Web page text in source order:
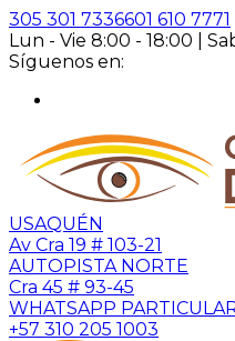
305 301 7336601 610 7771
Lun - Vie 8:00 - 18:00 |
Síguenos en:
USAQUÉN
Av Cra 19 # 103-21
AUTOPISTA NORTE
Cra 45 # 93-45
WHATSAPP
+57 310 205 1003